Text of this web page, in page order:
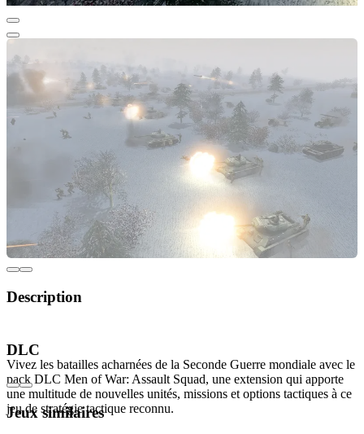
Description
Vivez les batailles acharnées de la Seconde Guerre mondiale avec le
pack DLC Men of War: Assault Squad, une extension qui apporte
une multitude de nouvelles unités, missions et options tactiques à ce
jeu de stratégie tactique reconnu.
DLC
Jeux similaires